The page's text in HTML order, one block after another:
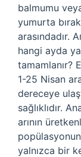
balmumu
yumurta
arasındadır.
hangi ayda
tamamlanır?
1-25 Nisan
dereceye
sağlıklıdır.
arının
yalnızca bir